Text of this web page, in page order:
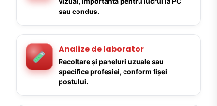
sau condus.
Analize de laborator
Recoltare și paneluri uzuale sau
specifice profesiei, conform fișei
postului.